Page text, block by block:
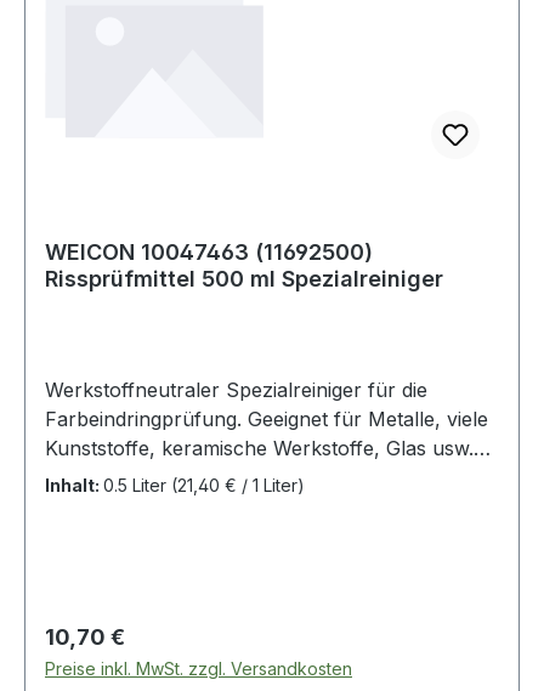
WEICON 10047463 (11692500)
Rissprüfmittel 500 ml Spezialreiniger
Werkstoffneutraler Spezialreiniger für die
Farbeindringprüfung. Geeignet für Metalle, viele
Kunststoffe, keramische Werkstoffe, Glas usw.
Die Eignung für Kunststoffe ist vorher zu
Inhalt: 0.5 Liter (21,40 € / 1 Liter)
Regulärer Preis:
10,70 €
Preise inkl. MwSt. zzgl. Versandkosten